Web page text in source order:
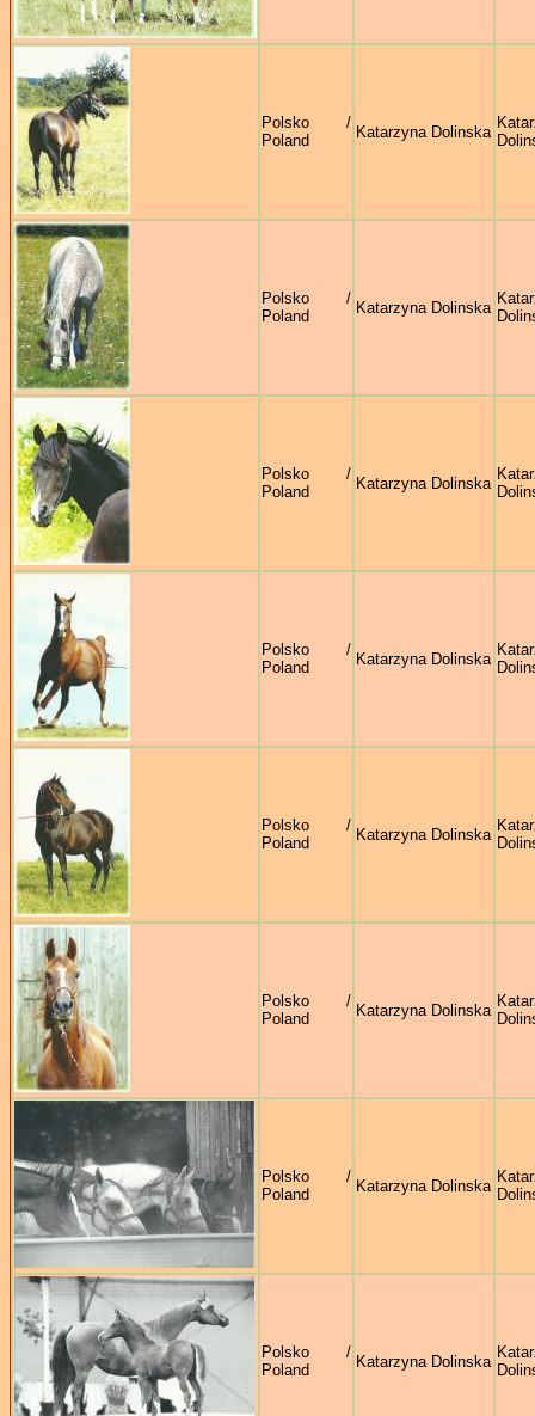
Polsko /
Poland
Katarzyna Dolinska
Polsko /
Poland
Katarzyna Dolinska
Polsko /
Poland
Katarzyna Dolinska
Polsko /
Poland
Katarzyna Dolinska
Polsko /
Poland
Katarzyna Dolinska
Polsko /
Poland
Katarzyna Dolinska
Polsko /
Poland
Katarzyna Dolinska
Polsko /
Poland
Katarzyna Dolinska